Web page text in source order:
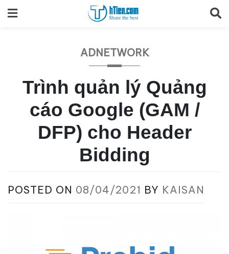
to
ADNETWORK
Trình quản lý Quảng
cáo Google (GAM /
DFP) cho Header
Bidding
POSTED ON 08/04/2021 BY KAISAN